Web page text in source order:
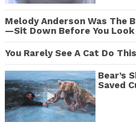
Melody Anderson Was The
—Sit Down Before You
You Rarely See A Cat Do
Bear’s
Saved